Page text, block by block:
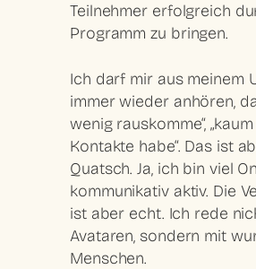
Teilnehmer erfolgreich
Programm zu bringen.
Ich darf mir aus meinem
immer wieder anhören,
wenig rauskomme“,
Kontakte habe“. Das ist
Quatsch. Ja, ich bin viel
kommunikativ aktiv. Die
ist aber echt. Ich rede
Avataren, sondern mit
Menschen.